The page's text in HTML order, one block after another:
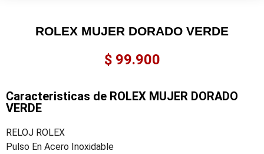
ROLEX MUJER DORADO VERDE
$99.900
Caracteristicas de ROLEX MUJER DORADO
VERDE
RELOJ ROLEX
Pulso En Acero Inoxidable